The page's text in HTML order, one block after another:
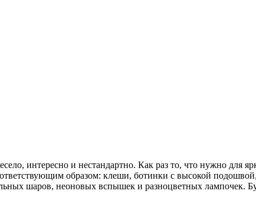
интересно и нестандартно. Как раз то, что нужно для
образом: клеши, ботинки с высокой
шаров, неоновых вспышек и разноцветных лампочек.